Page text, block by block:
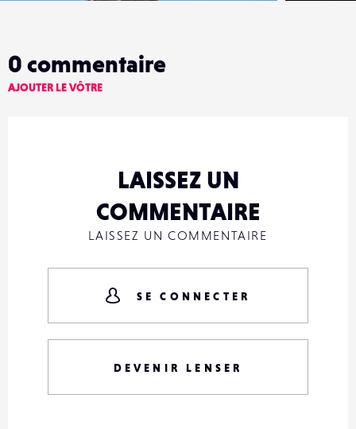
0 commentaire
AJOUTER LE VÔTRE
LAISSEZ UN
COMMENTAIRE
LAISSEZ UN COMMENTAIRE
SE CONNECTER
DEVENIR LENSER